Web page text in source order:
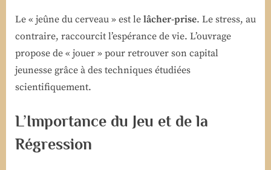
Le « jeûne du cerveau » est le lâcher-prise. Le stress, au
contraire, raccourcit l’espérance de vie. L’ouvrage
propose de « jouer » pour retrouver son capital
jeunesse grâce à des techniques étudiées
scientifiquement.
L’Importance du Jeu et de la
Régression